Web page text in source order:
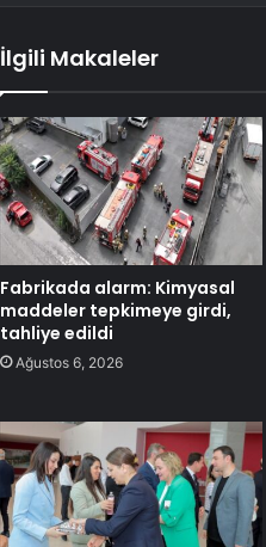
İlgili Makaleler
Fabrikada alarm: Kimyasal
maddeler tepkimeye girdi,
tahliye edildi
Ağustos 6, 2026